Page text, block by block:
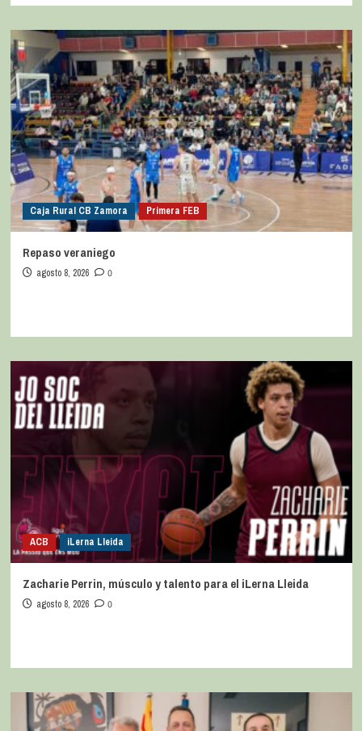
Caja Rural CB Zamora Primera FEB
Repaso veraniego
agosto 8, 2026 0
ACB iLerna Lleida
Zacharie Perrin, músculo y talento para el iLerna Lleida
agosto 8, 2026 0